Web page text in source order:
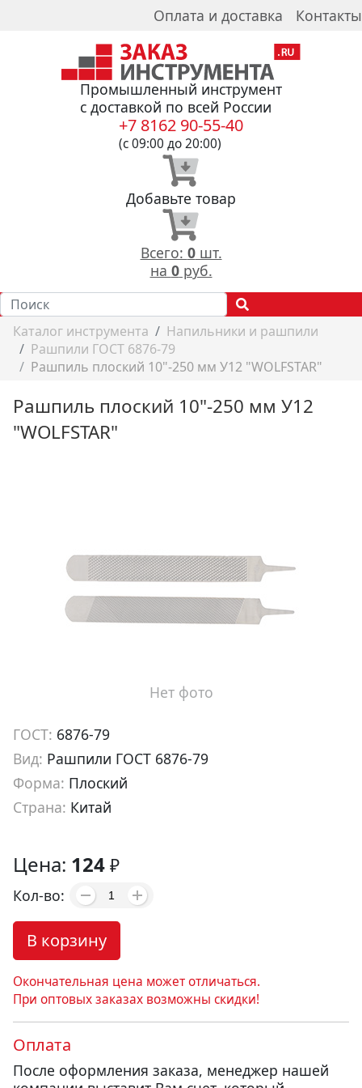
Оплата и доставка Контакты
Промышленный инструмент
с доставкой по всей России
+7 8162 90-55-40
(с 09:00 до 20:00)
Добавьте товар
Всего: 0шт.
на 0руб.
Каталог инструмента
Напильники и рашпили
Рашпили ГОСТ 6876-79
Рашпиль плоский 10"-250 мм У12 "WOLFSTAR"
Рашпиль плоский 10"-250 мм У12
"WOLFSTAR"
Нет фото
ГОСТ: 6876-79
Вид: Рашпили ГОСТ 6876-79
Форма: Плоский
Страна: Китай
Цена: 124 ₽
Кол-во:
В корзину
Окончательная цена может отличаться.
При оптовых заказах возможны скидки!
Оплата
После оформления заказа, менеджер нашей